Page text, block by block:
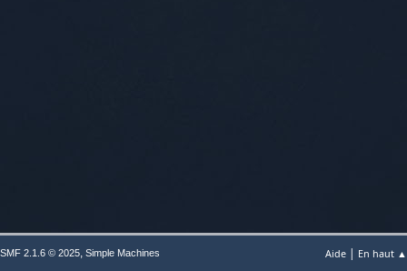
Aide | En haut ▲
SMF 2.1.6 © 2025, Simple Machines